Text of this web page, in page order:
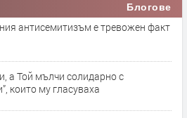
Блогове
антисемитизъм е тревожен факт
а Той мълчи солидарно с
които му гласуваха